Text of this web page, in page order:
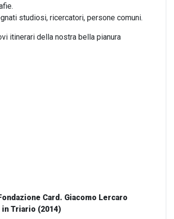
studiosi, ricercatori, persone comuni.
itinerari della nostra bella pianura
Card. Giacomo Lercaro
Triario (2014)